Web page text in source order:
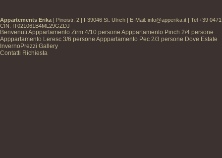
Appartements Erika | Pinoistr. 2 | I-39046 St. Ulrich | E-Mail: info@apperika.it | Tel +39
CIN: IT021061B4ML29GZDJ
Benvenuti Apppartamento Zirm 4/10 persone Apppartamento Pinch 2/4 persone
Apppartamento Leresc 3/6 persone Apppartamento Pec 2/3 persone Dove Estate
Inverno Prezzi Gallery
Contatti Richiesta